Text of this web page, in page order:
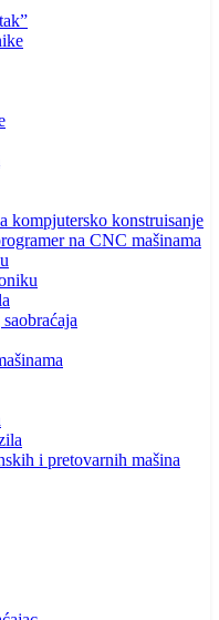
kompjutersko konstruisanje
na CNC mašinama
i pretovarnih mašina